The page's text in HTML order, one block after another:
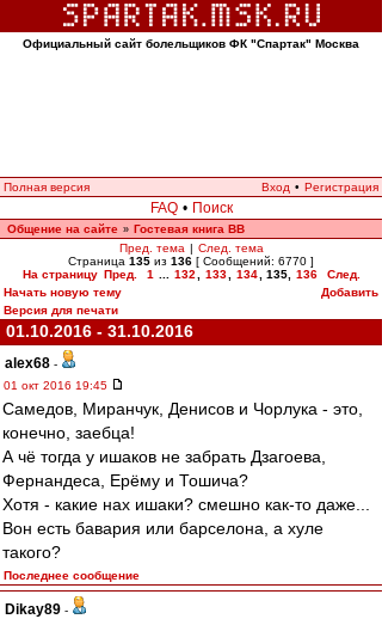
Официальный сайт болельщиков ФК "Спартак" Москва
Полная версия Вход • Регистрация
FAQ • Поиск
Общение на сайте » Гостевая книга ВВ
Пред. тема | След. тема
Страница 135 из 136 [ Сообщений: 6770 ]
На страницу Пред. 1 132 133 134 135, 136
След.
Начать новую тему
Добавить
Версия для печати
01.10.2016 - 31.10.2016
alex68 -
01 окт 2016 19:45
Самедов, Миранчук, Денисов и Чорлука - это,
конечно, заебца!
А чё тогда у ишаков не забрать Дзагоева,
Фернандеса, Ерёму и Тошича?
Хотя - какие нах ишаки? смешно как-то даже...
Вон есть бавария или барселона, а хуле
такого?
Последнее сообщение
Dikay89 -